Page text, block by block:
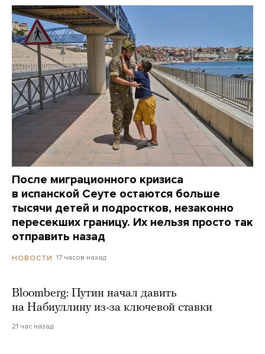
После миграционного кризиса
в испанской Сеуте остаются больше
тысячи детей и подростков, незаконно
пересекших границу. Их нельзя просто так
отправить назад
НОВОСТИ 17 часов назад
Bloomberg: Путин начал давить
на Набиуллину из-за ключевой ставки
21 час назад